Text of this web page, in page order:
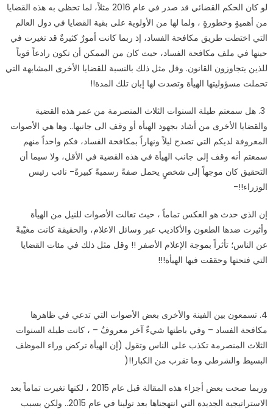
لو كان الحكم القضائي قد صدر في عام 2016 مثلاً، لما تحظى به هذه القضايا
من أهميةٍ وخطورةٍ ، ولما لها من الأولوية على بقية القضايا في دول العالم
التي اختطت طريق مكافحة الفساد، إذ ربما كانت أمورٌ كثيرةٌ قد تغيرت في
حينها في ملف مكافحة الفساد، حيث كان من الممكن أن تكون رادعاً قوياً
للذين يتجاوزون القانون. وقل مثل ذلك بالنسبة للقضايا الأخرى المشابهة التي
تحملت مسؤوليتها الهيأة وتصدت لها إبان تلك المدة!!
3. هل سمعتم طيلة السنوات الثلاث المنصرمة من عمر هذه القضية
والقضايا الأخرى من أشاد بجهود الهيأة أو وقف الى جانبها.. وها هي الأصوات
المعروفة لديكم التي تصدح ليلاً ونهاراً بمكافحة الفساد، فكم واحداً منهم
سمعتم أنه وقف إلى جانب الهيأة في هذه القضية في الأقل، ولا سيما أن
التحقيق كان موجهاً إلى شخصٍ يحمل صفةً رسميةً كبيرةً- نائب رئيس
الوزراء-!!
إن الذي حدث هو العكس تماماً ، حيث تعالت الأصوات للنيل من الهيأة
وأثيرت ضدها الطعون والأكاذيب عبر وسائل الاعلام، والحقيقة كانت مغيّبةً
عن الناس؛ تأثراً بموجة الإعلام الأصفر !! وقل مثل ذلك في مئات القضايا
التي فتحتها وحققت فيها الهيأة!!!
4. تسمعون بين الفينة والأخرى بعض الأصوات التي تدعي في ظاهرها
مكافحة الفساد – وفي باطنها شيءٌ آخر معروفٌ – ، كانت طيلة السنوات
الثلاث المنصرمة تكذب على الناس وتقول (إن الهيأة تركض وراء الموظف
البسيط والشرطي وما تقرب من الكبار )!!
وربما صحت بعض أجزاء هذه المقالة قبل عام 2015 ، لكنها تغيرت تماماً بعد
الاستراتيجية الجديدة التي انتهجناها بعد تولينا في عام 2015.. ولكن بسبب